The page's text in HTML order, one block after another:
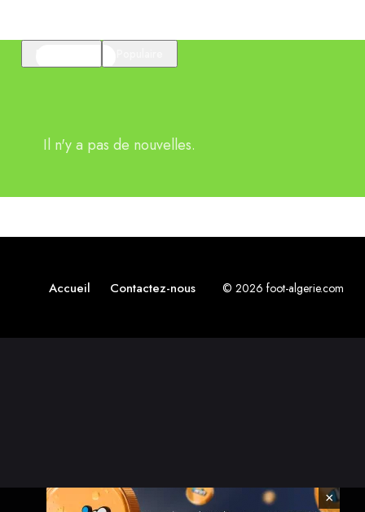
Il n'y a pas de nouvelles.
Accueil Contactez-nous © 2026 foot-algerie.com
×